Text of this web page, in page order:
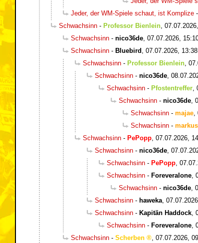
Jeder, der WM-Spiele schaut, ist Komplize -
Schwachsinn - Professor Bienlein
Schwachsinn - nico36de 07.07.2026,
Schwachsinn - Bluebird 07.07.2026, 13:38
Schwachsinn - Professor Bienlein
Schwachsinn - nico36de
Schwachsinn - Pfostentreffer
Schwachsinn - nico36de
Schwachsinn - majae
Schwachsinn - markus
Schwachsinn - PePopp 07.07.2026,
Schwachsinn - nico36de
Schwachsinn - PePopp
Schwachsinn - Foreveralone
Schwachsinn - nico36de
Schwachsinn - haweka
Schwachsinn - Kapitän Haddock
Schwachsinn - Foreveralone
Schwachsinn - Scherben
07.07.2026,